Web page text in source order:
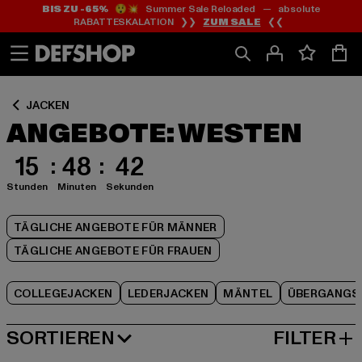
Zum
Inhalt
springen
Zum
Fußzeile
springen
BIS ZU -65%😲💥 Summer Sale Reloaded — absolute
RABATTESKALATION ❯❯ ZUM SALE ❮❮
JACKEN
ANGEBOTE: WESTEN
15
Stunden
48
Minuten
41
Sekunden
TÄGLICHE ANGEBOTE FÜR MÄNNER
TÄGLICHE ANGEBOTE FÜR FRAUEN
COLLEGEJACKEN LEDERJACKEN MÄNTEL
Zum
Produktraster
springen
SORTIEREN
BELIEBTESTE FILTER